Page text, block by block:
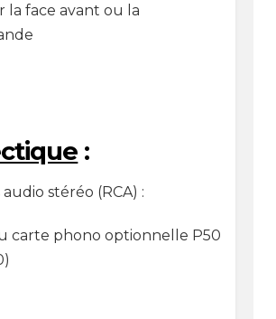
la face avant ou la
:
stéréo (RCA) :
carte phono optionnelle P50